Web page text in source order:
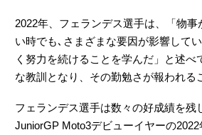
2022年、フェランデス選手は、「物事
い時でも､さまざまな要因が影響して
く努力を続けることを学んだ」と述べ
な教訓となり、その勤勉さが報われる
フェランデス選手は数々の好成績を残
JuniorGP Moto3デビューイヤーの